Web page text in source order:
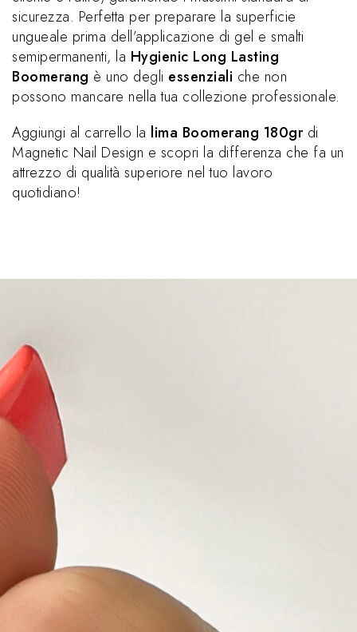
sicurezza. Perfetta per preparare la superficie
ungueale prima dell’applicazione di gel e smalti
semipermanenti, la Hygienic Long Lasting
Boomerang è uno degli essenziali che non
possono mancare nella tua collezione professionale.
Aggiungi al carrello la lima Boomerang 180grdi
Magnetic Nail Design e scopri la differenza che fa un
attrezzo di qualità superiore nel tuo lavoro
quotidiano!